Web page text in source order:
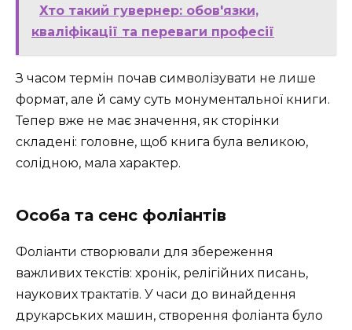
Хто такий гувернер: обов'язки,
кваліфікації та переваги професії
З часом термін почав символізувати не лише
формат, але й саму суть монументальної книги.
Тепер вже не має значення, як сторінки
складені: головне, щоб книга була великою,
солідною, мала характер.
Особа та сенс фоліантів
Фоліанти створювали для збереження
важливих текстів: хронік, релігійних писань,
наукових трактатів. У часи до винайдення
друкарських машин, створення фоліанта було